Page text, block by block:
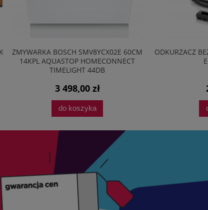
ZMYWARKA BOSCH SMV8YCX02E 60CM
14KPL AQUASTOP HOMECONNECT
TIMELIGHT 44DB
3 498,00 zł
do koszyka
ODKURZACZ